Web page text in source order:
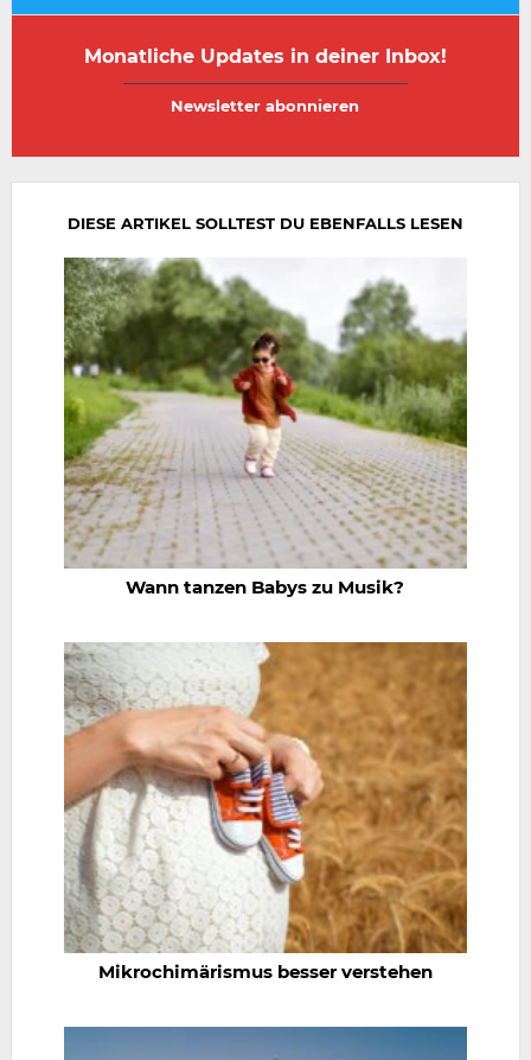
Monatliche Updates in deiner Inbox!
DIESE ARTIKEL SOLLTEST DU EBENFALLS LESEN
Wann tanzen Babys zu Musik?
Mikrochimärismus besser verstehen